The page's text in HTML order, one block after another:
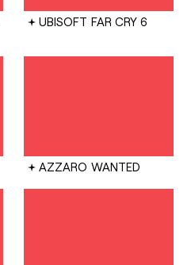
UBISOFT FAR CRY 6
AZZARO WANTED